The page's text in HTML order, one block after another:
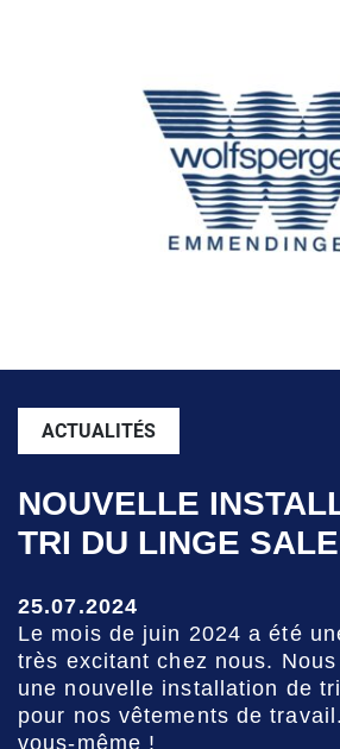
ACTUALITÉS
NOUVELLE
TRI DU LINGE SALE
25.07.2024
Le mois de juin 2024 a été
très excitant chez nous.
une nouvelle installation de
pour nos vêtements de
vous-même !